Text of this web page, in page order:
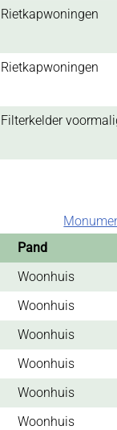
Rietkapwoningen
Rietkapwoningen
Filterkelder
Pand
Woonhuis
Woonhuis
Woonhuis
Woonhuis
Woonhuis
Woonhuis